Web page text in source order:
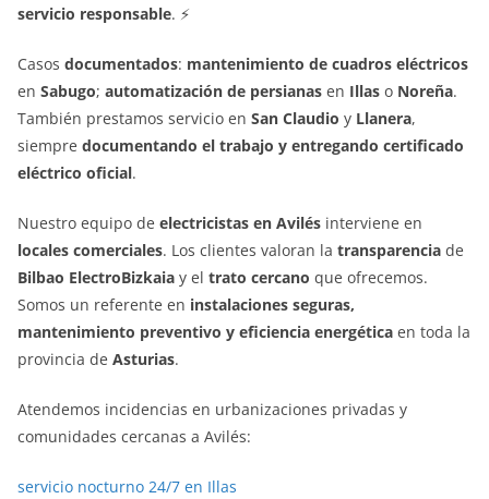
servicio responsable. ⚡
Casos documentados: mantenimiento de cuadros eléctricos
en Sabugo; automatización de persianas en Illas o Noreña.
También prestamos servicio en San Claudio y Llanera,
siempre documentando el trabajo y entregando certificado
eléctrico oficial.
Nuestro equipo de electricistas en Avilés interviene en
locales comerciales. Los clientes valoran la transparencia de
Bilbao ElectroBizkaia y el trato cercano que ofrecemos.
Somos un referente en instalaciones seguras,
mantenimiento preventivo y eficiencia energética en toda la
provincia de Asturias.
Atendemos incidencias en urbanizaciones privadas y
comunidades cercanas a Avilés:
servicio nocturno 24/7 en Illas